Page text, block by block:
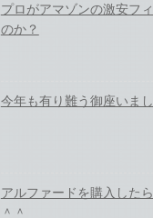
プロがアマゾンの激安フ
のか？
今年も有り難う御座いまし
アルファードを購入した
＾＾